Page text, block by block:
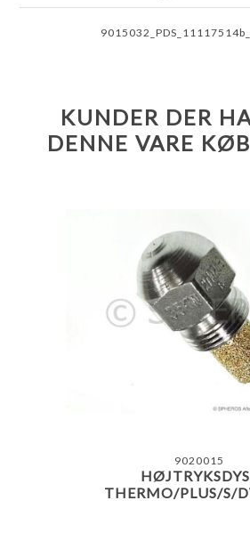
KUNDER DER
DENNE VARE
9020015
THERMO/PLUS/S/